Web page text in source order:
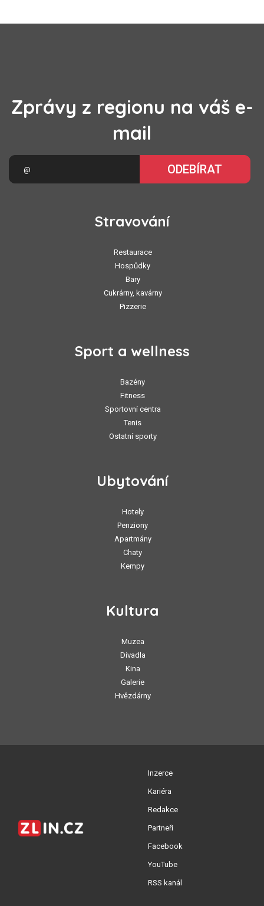
Zprávy z regionu na váš e-
mail
ODEBÍRAT
Stravování
Restaurace
Hospůdky
Bary
Cukrárny, kavárny
Pizzerie
Sport a wellness
Bazény
Fitness
Sportovní centra
Tenis
Ostatní sporty
Ubytování
Hotely
Penziony
Apartmány
Chaty
Kempy
Kultura
Muzea
Divadla
Kina
Galerie
Hvězdárny
Inzerce
Kariéra
Redakce
Partneři
Facebook
YouTube
RSS kanál